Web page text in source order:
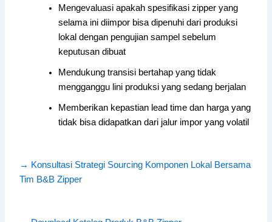
Mengevaluasi apakah spesifikasi zipper yang
selama ini diimpor bisa dipenuhi dari produksi
lokal dengan pengujian sampel sebelum
keputusan dibuat
Mendukung transisi bertahap yang tidak
mengganggu lini produksi yang sedang berjalan
Memberikan kepastian lead time dan harga yang
tidak bisa didapatkan dari jalur impor yang volatil
→ Konsultasi Strategi Sourcing Komponen Lokal Bersama
Tim B&B Zipper